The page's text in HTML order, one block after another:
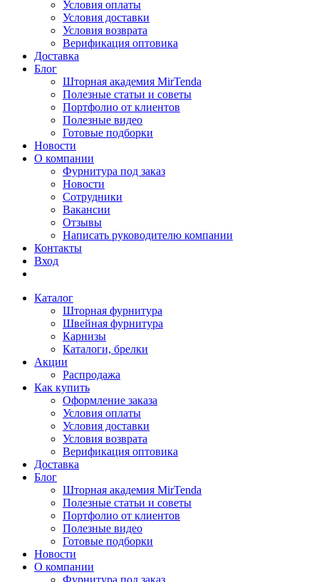
Условия оплаты
Условия доставки
Условия возврата
Верификация оптовика
Доставка
Блог
Шторная академия MirTenda
Полезные статьи и советы
Портфолио от клиентов
Полезные видео
Готовые подборки
Новости
О компании
Фурнитура под заказ
Новости
Сотрудники
Вакансии
Отзывы
Написать руководителю компании
Контакты
Вход
Каталог
Шторная фурнитура
Швейная фурнитура
Карнизы
Каталоги, брелки
Акции
Распродажа
Как купить
Оформление заказа
Условия оплаты
Условия доставки
Условия возврата
Верификация оптовика
Доставка
Блог
Шторная академия MirTenda
Полезные статьи и советы
Портфолио от клиентов
Полезные видео
Готовые подборки
Новости
О компании
Фурнитура под заказ